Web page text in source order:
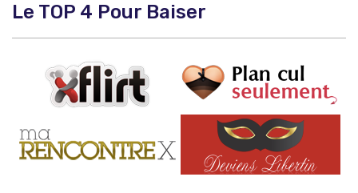
Le TOP 4 Pour Baiser